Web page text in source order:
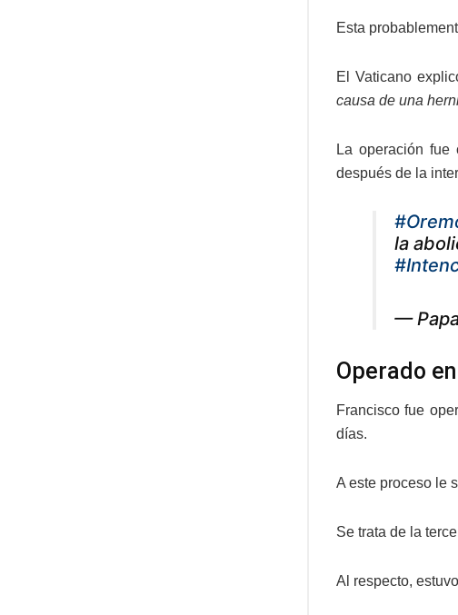
Esta
El Vaticano
causa de una
La operación
después de la
la
—
Operado
Francisco fue
días.
A este proceso le
Se trata de la
Al respecto,